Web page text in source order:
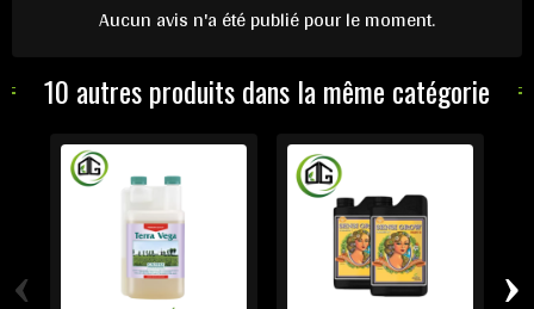
Aucun avis n'a été publié pour le moment.
10 autres produits dans la même catégorie
‹ ›